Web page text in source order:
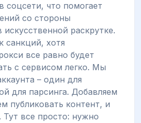
соцсети, что помогает
со стороны
раскрутке.
санкций, хотя
все равно будет
с сервисом легко. Мы
– один для
для парсинга. Добавляем
публиковать контент, и
Тут все просто: нужно